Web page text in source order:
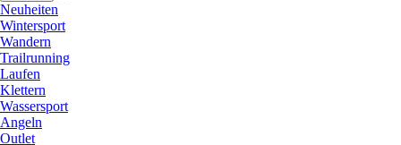
Neuheiten
Wintersport
Wandern
Trailrunning
Laufen
Klettern
Wassersport
Angeln
Outlet